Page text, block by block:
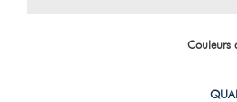
Couleurs